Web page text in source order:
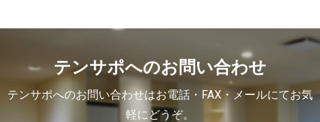
テンサポへのお問い合わせ
テンサポへのお問い合わせはお電話・FAX・メールにてお気
軽にどうぞ。